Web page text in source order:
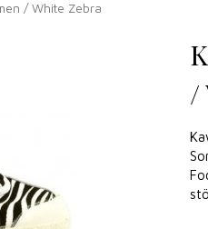
/ White Zebra
/